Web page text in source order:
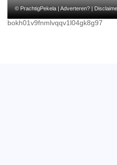
© PrachtigPekela |Adverteren?|
bokh01v9fnmlvqqv1l04gk8g97